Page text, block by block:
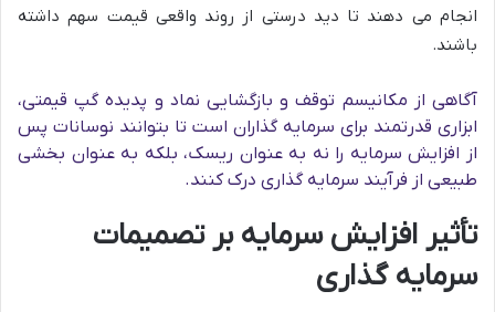
انجام می دهند تا دید درستی از روند واقعی قیمت سهم داشته
باشند.
آگاهی از مکانیسم توقف و بازگشایی نماد و پدیده گپ قیمتی،
ابزاری قدرتمند برای سرمایه گذاران است تا بتوانند نوسانات پس
از افزایش سرمایه را نه به عنوان ریسک، بلکه به عنوان بخشی
طبیعی از فرآیند سرمایه گذاری درک کنند.
تأثیر افزایش سرمایه بر تصمیمات
سرمایه گذاری